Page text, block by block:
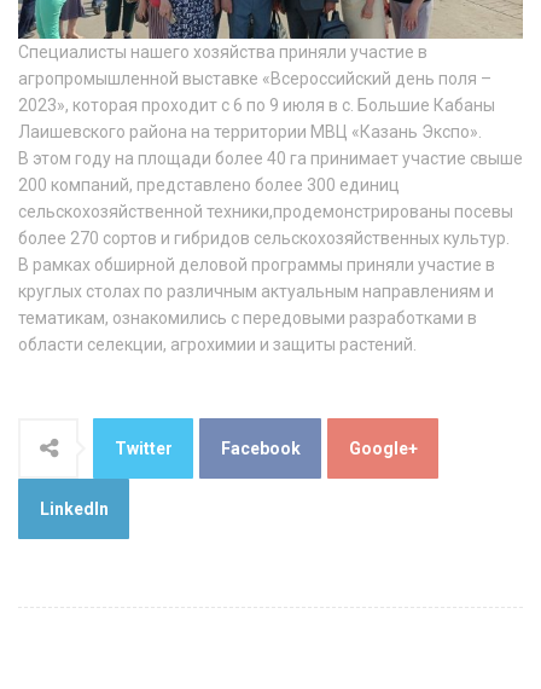
Специалисты нашего хозяйства приняли участие в
агропромышленной выставке «Всероссийский день поля –
2023», которая проходит с 6 по 9 июля в с. Большие Кабаны
Лаишевского района на территории МВЦ «Казань Экспо».
В этом году на площади более 40 га принимает участие свыше
200 компаний, представлено более 300 единиц
сельскохозяйственной техники,продемонстрированы посевы
более 270 сортов и гибридов сельскохозяйственных культур.
В рамках обширной деловой программы приняли участие в
круглых столах по различным актуальным направлениям и
тематикам, ознакомились с передовыми разработками в
области селекции, агрохимии и защиты растений.
Twitter Facebook Google+
LinkedIn